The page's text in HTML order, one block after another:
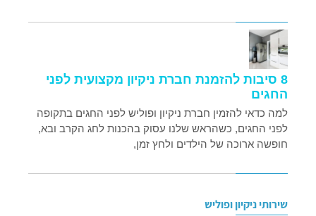
8 סיבות להזמנת חברת ניקיון מקצועית לפני
החגים
למה כדאי להזמין חברת ניקיון ופוליש לפני החגים בתקופה
לפני החגים, כשהראש שלנו עסוק בהכנות לחג הקרב ובא,
חופשה ארוכה של הילדים ולחץ זמן,
שירותי ניקיון ופוליש